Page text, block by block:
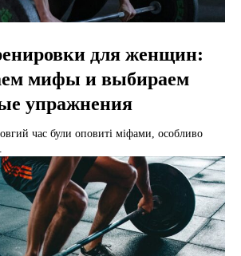
для женщин:
мифы и выбираем
упражнения
час були оповиті міфами, особливо